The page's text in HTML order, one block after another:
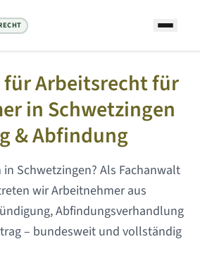
für Arbeitsrecht für
in Schwetzingen
& Abfindung
in Schwetzingen? Als Fachanwalt
wir Arbeitnehmer aus
Abfindungsverhandlung
– bundesweit und vollständig